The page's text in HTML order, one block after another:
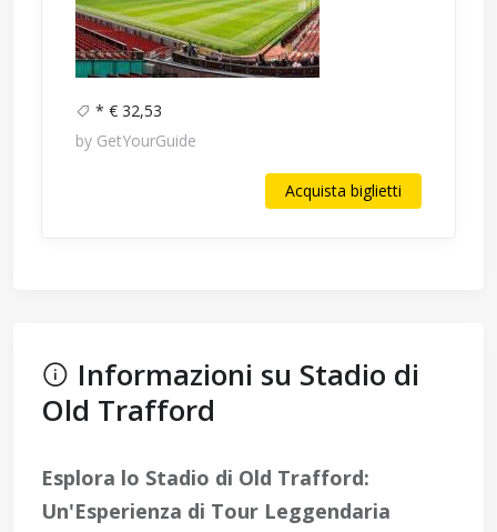
* € 32,53
by GetYourGuide
Acquista biglietti
Informazioni su Stadio di
Old Trafford
Esplora lo Stadio di Old Trafford:
Un'Esperienza di Tour Leggendaria